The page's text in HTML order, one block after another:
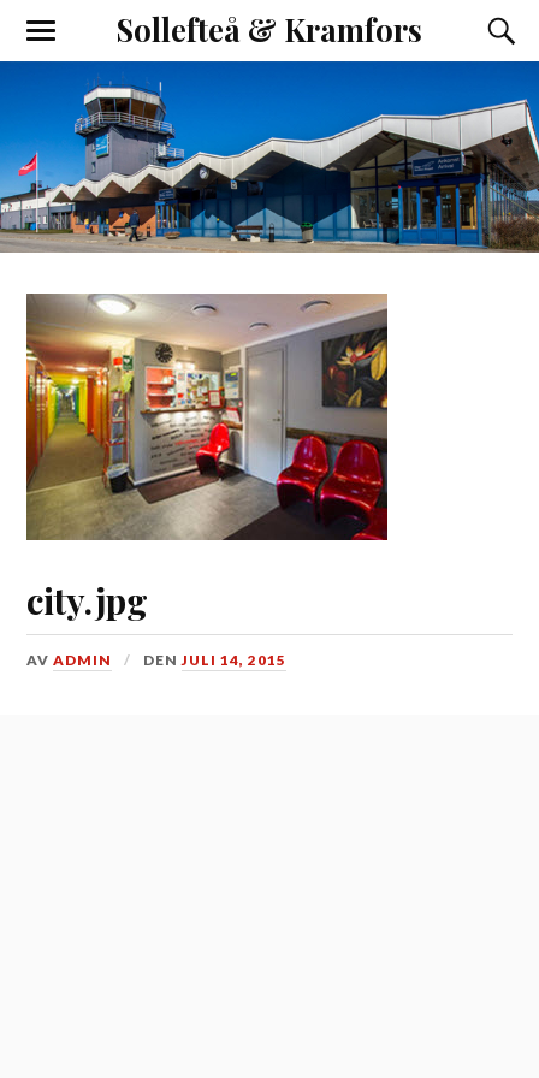
Sollefteå & Kramfors
city.jpg
AVADMIN DENJULI 14, 2015